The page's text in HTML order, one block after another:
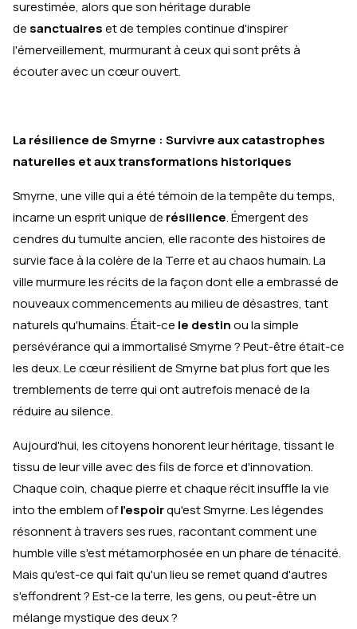
surestimée, alors que son héritage durable
de sanctuaireset de temples continue d'inspirer
l'émerveillement, murmurant à ceux qui sont prêts à
écouter avec un cœur ouvert.
La résilience de Smyrne : Survivre aux catastrophes
naturelles et aux transformations historiques
Smyrne, une ville qui a été témoin de la tempête du temps,
incarne un esprit unique de résilience. Émergent des
cendres du tumulte ancien, elle raconte des histoires de
survie face à la colère de la Terre et au chaos humain. La
ville murmure les récits de la façon dont elle a embrassé de
nouveaux commencements au milieu de désastres, tant
naturels qu'humains. Était-ce le destinou la simple
persévérance qui a immortalisé Smyrne ? Peut-être était-ce
les deux. Le cœur résilient de Smyrne bat plus fort que les
tremblements de terre qui ont autrefois menacé de la
réduire au silence.
Aujourd'hui, les citoyens honorent leur héritage, tissant le
tissu de leur ville avec des fils de force et d'innovation.
Chaque coin, chaque pierre et chaque récit insuffle la vie
into the emblem ofl'espoirqu'est Smyrne. Les légendes
résonnent à travers ses rues, racontant comment une
humble ville s'est métamorphosée en un phare de ténacité.
Mais qu'est-ce qui fait qu'un lieu se remet quand d'autres
s'effondrent ? Est-ce la terre, les gens, ou peut-être un
mélange mystique des deux ?